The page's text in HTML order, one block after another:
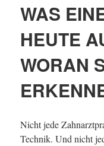
WAS
HEUTE
WORAN
Nicht jede
Technik. Und nicht